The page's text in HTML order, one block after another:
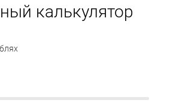
калькулятор